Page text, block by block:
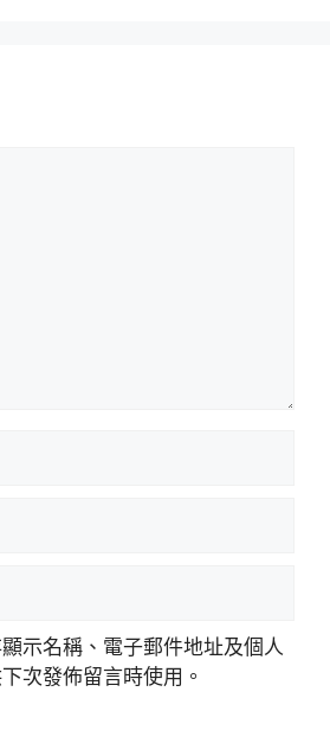
示名稱、電子郵件地址及個人
次發佈留言時使用。